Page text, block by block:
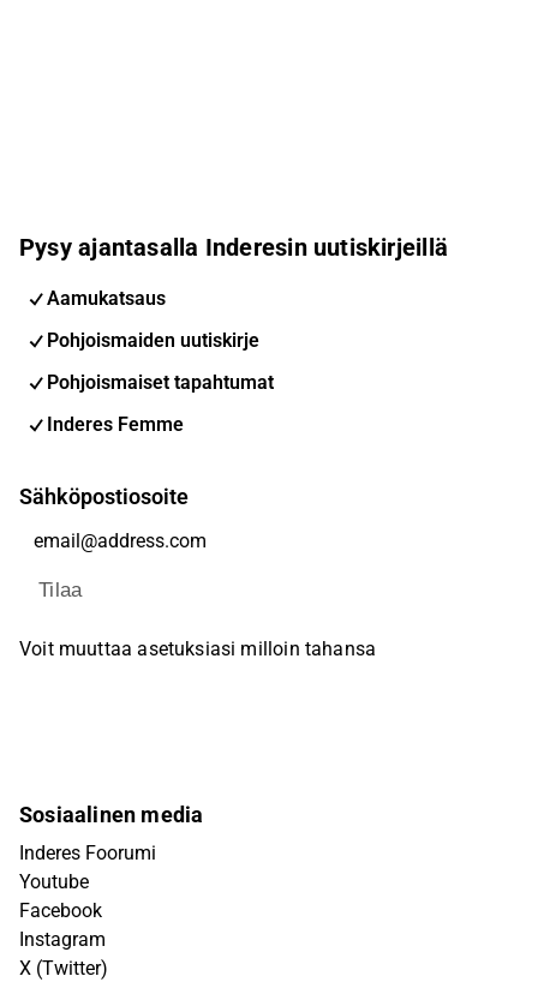
Pysy ajantasalla Inderesin uutiskirjeillä
Aamukatsaus
Pohjoismaiden uutiskirje
Pohjoismaiset tapahtumat
Inderes Femme
Sähköpostiosoite
Tilaa
Voit muuttaa asetuksiasi milloin tahansa
Sosiaalinen media
Inderes Foorumi
Youtube
Facebook
Instagram
X (Twitter)